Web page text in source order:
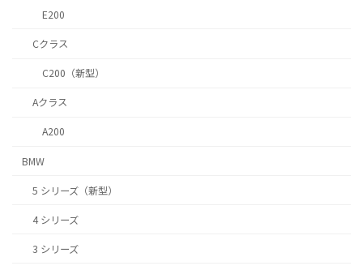
E200
Cクラス
C200（新型）
Aクラス
A200
BMW
5 シリーズ（新型）
4 シリーズ
3 シリーズ